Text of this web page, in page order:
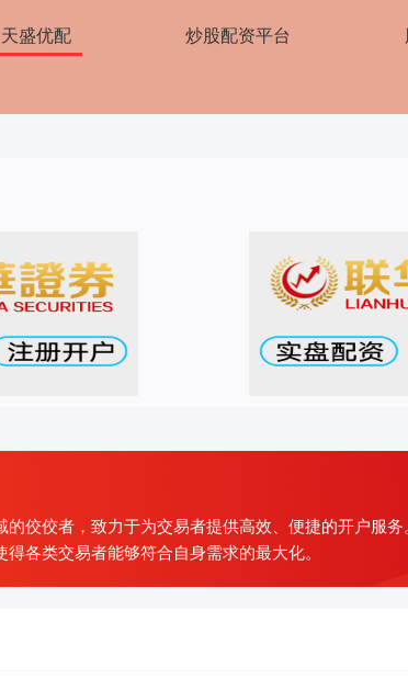
天盛优配 炒股配资平台
的佼佼者，致力于为交易者提供高效、便捷的开户服
各类交易者能够符合自身需求的最大化。